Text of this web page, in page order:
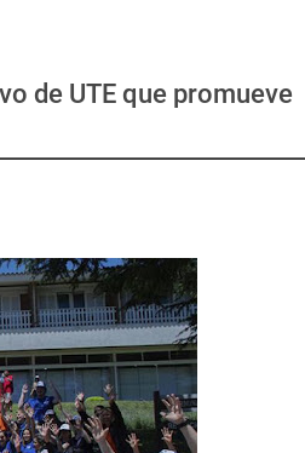
de UTE que promueve